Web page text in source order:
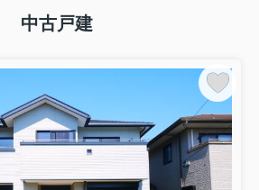
丘2 平屋中古戸建
分
平屋 車3台可能 リビング約20帖
ス上下水
中古戸建